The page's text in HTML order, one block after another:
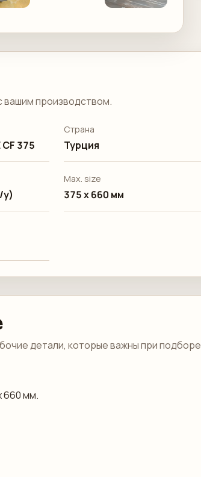
вашим производством.
CF 375
Страна
Турция
у)
Max. size
375 x 660 мм
детали, которые важны при подборе
660 мм.